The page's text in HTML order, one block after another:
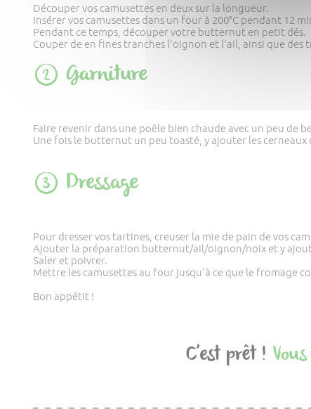
Découper vos camusettes en deux sur la longueur.
Insérer vos camusettes dans un four à 200°C pendant 12
Pendant ce temps, découper votre butternut en petit dés.
Couper de en fines tranches l'oignon et l'ail, ainsi que des
Garniture
Faire revenir dans une poêle bien chaude avec un peu
Une fois le butternut un peu toasté, y ajouter les cerneaux
Dressage
Pour dresser vos tartines, creuser la mie de pain de vos
Ajouter la préparation butternut/ail/oignon/noix et y
Saler et poivrer.
Mettre les camusettes au four jusqu'à ce que le fromage
Bon appétit !
C'est prêt !